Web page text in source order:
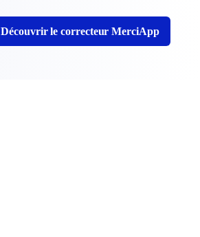
Découvrir le correcteur MerciApp